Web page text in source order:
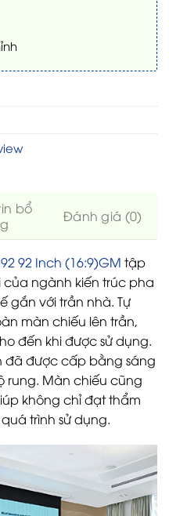
bổ
Đánh giá (0)
92 Inch (16:9)GM tập
ngành kiến trúc pha
gắn với trần nhà. Tự
màn chiếu lên trần,
đến khi được sử dụng.
đã được cấp bằng sáng
rung. Màn chiếu cũng
không chỉ đạt thẩm
trình sử dụng.